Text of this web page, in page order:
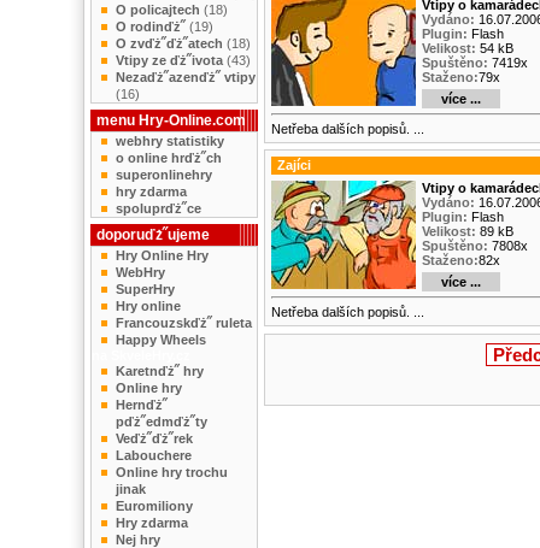
O policajtech (18)
O rodinďż˝ (19)
O zvďż˝ďż˝atech (18)
Vtipy ze ďż˝ivota (43)
Nezaďż˝azenďż˝ vtipy
(16)
menu Hry-Online.com
webhry statistiky
o online hrďż˝ch
superonlinehry
hry zdarma
spoluprďż˝ce
doporuďż˝ujeme
Hry Online Hry
WebHry
SuperHry
Hry online
Francouzskďż˝ ruleta
Happy Wheels
Karetnďż˝ hry
Online hry
Hernďż˝
pďż˝edmďż˝ty
Veďż˝ďż˝rek
Labouchere
Online hry trochu
jinak
Euromiliony
Hry zdarma
Nej hry
Vtipy o
Vydáno:
Plugin: Flash
Velikost: 54 kB
Spuštěno: 7419x
Staženo:79x
více ...
Netřeba dalších popisů. ...
Zajíci
Vtipy o
Vydáno:
Plugin: Flash
Velikost: 89 kB
Spuštěno: 7808x
Staženo:82x
více ...
Netřeba dalších popisů. ...